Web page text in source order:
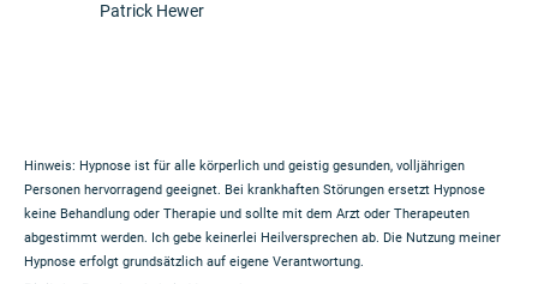
Patrick Hewer
Hinweis: Hypnose ist für alle körperlich und geistig gesunden, volljährigen
Personen hervorragend geeignet. Bei krankhaften Störungen ersetzt Hypnose
keine Behandlung oder Therapie und sollte mit dem Arzt oder Therapeuten
abgestimmt werden. Ich gebe keinerlei Heilversprechen ab. Die Nutzung meiner
Hypnose erfolgt grundsätzlich auf eigene Verantwortung.